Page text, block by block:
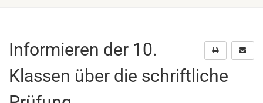
Informieren der 10.
Klassen über die schriftliche